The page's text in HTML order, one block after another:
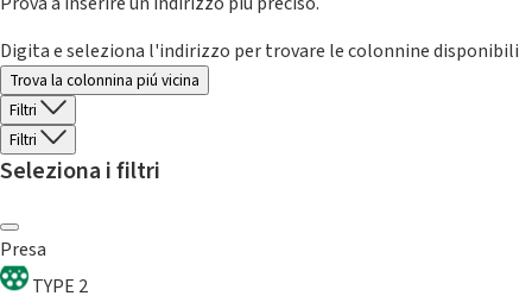
Digita e seleziona l'indirizzo per trovare le colonnine disponibili
Trova la colonnina piú vicina
Filtri
Filtri
Seleziona i filtri
Presa
TYPE 2